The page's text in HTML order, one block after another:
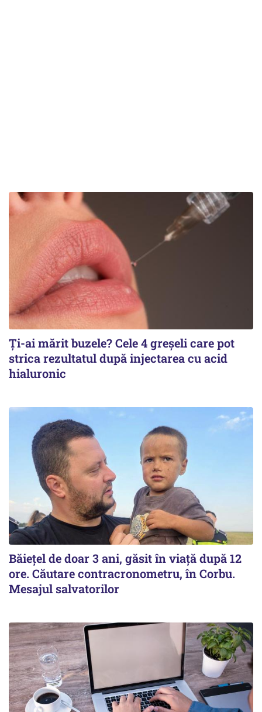
Ți-ai mărit buzele? Cele 4 greșeli care pot
strica rezultatul după injectarea cu acid
hialuronic
Băiețel de doar 3 ani, găsit în viață după 12
ore. Căutare contracronometru, în Corbu.
Mesajul salvatorilor